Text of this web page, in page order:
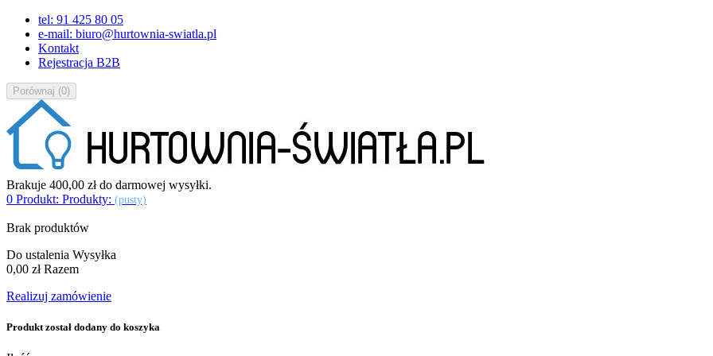
tel: 91 425 80 05
e-mail: biuro@hurtownia-swiatla.pl
Kontakt
Rejestracja B2B
Porównaj (0)
Brakuje 400,00 złdo darmowej wysyłki.
0 Produkt: Produkty: (pusty)
Brak produktów
Do ustalenia Wysyłka
0,00 zł Razem
Realizuj zamówienie
Produkt został dodany do koszyka